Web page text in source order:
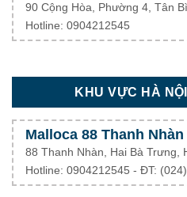
90 Cộng Hòa, Phường 4, Tân
Hotline: 0904212545
KHU VỰC HÀ
Malloca 88 Thanh Nhàn
88 Thanh Nhàn, Hai Bà Trưng,
Hotline: 0904212545 - ĐT: